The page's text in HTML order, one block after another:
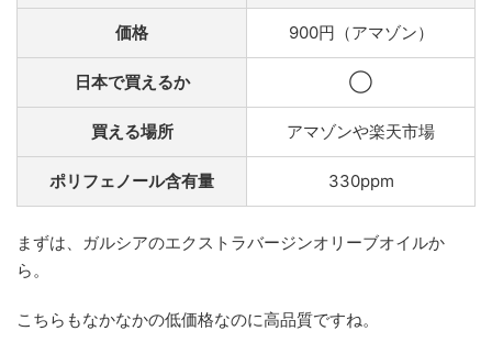
価格 900円（アマゾン）
日本で買えるか ◯
買える場所 アマゾンや楽天市場
ポリフェノール含有量 330ppm
まずは、ガルシアのエクストラバージンオリーブオイルか
ら。
こちらもなかなかの低価格なのに高品質ですね。